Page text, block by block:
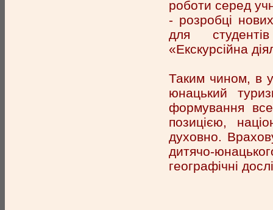
роботи серед
- розробці
для
«Екскурсійна
Таким чином, в
юнацький
формування
позицією,
духовно.
дитячо-
географічні